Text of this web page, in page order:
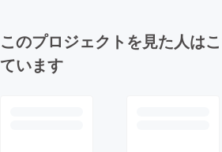
このプロジェクトを見た人は
ています